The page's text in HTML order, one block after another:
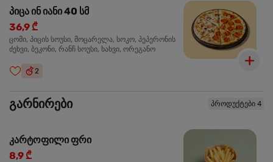
პიცა ინ იანი 40 სმ
36,9 ₾
ცომი, პიცის სოუსი, მოცარელა, სოკო, პეპერონის
ძეხვი, ბეკონი, რანჩ სოუსი, ხახვი, ორეგანო
2
გარნირები პროდუქტები 4
კარტოფილი ფრი
8,9 ₾